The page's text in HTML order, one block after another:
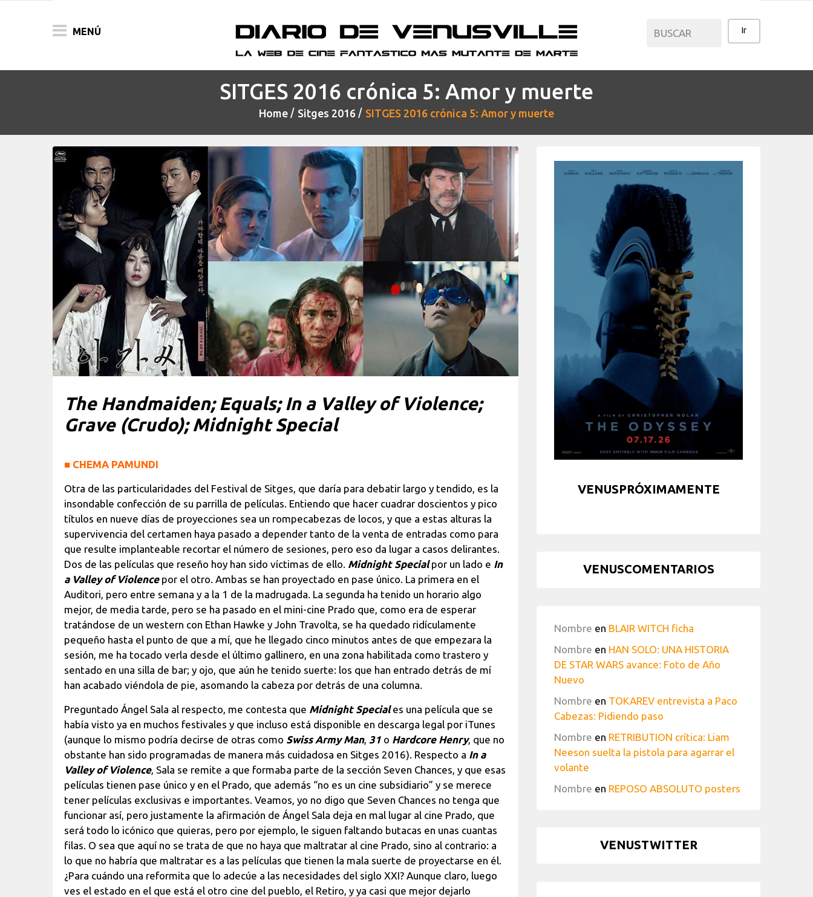
MENÚ
SITGES 2016 crónica 5: Amor y muerte
Home Sitges 2016 SITGES 2016 crónica 5: Amor y muerte
The Handmaiden; Equals; In a Valley of Violence;
Grave (Crudo); Midnight Special
■ CHEMA PAMUNDI
Otra de las particularidades del Festival de Sitges, que daría para debatir largo y tendido, es la
insondable confección de su parrilla de películas. Entiendo que hacer cuadrar doscientos y pico
títulos en nueve días de proyecciones sea un rompecabezas de locos, y que a estas alturas la
supervivencia del certamen haya pasado a depender tanto de la venta de entradas como para
que resulte implanteable recortar el número de sesiones, pero eso da lugar a casos delirantes.
Dos de las películas que reseño hoy han sido víctimas de ello. Midnight Specialpor un lado e In
a Valley of Violencepor el otro. Ambas se han proyectado en pase único. La primera en el
Auditori, pero entre semana y a la 1 de la madrugada. La segunda ha tenido un horario algo
mejor, de media tarde, pero se ha pasado en el mini-cine Prado que, como era de esperar
tratándose de un western con Ethan Hawke y John Travolta, se ha quedado ridículamente
pequeño hasta el punto de que a mí, que he llegado cinco minutos antes de que empezara la
sesión, me ha tocado verla desde el último gallinero, en una zona habilitada como trastero y
sentado en una silla de bar; y ojo, que aún he tenido suerte: los que han entrado detrás de mí
han acabado viéndola de pie, asomando la cabeza por detrás de una columna.
Preguntado Ángel Sala al respecto, me contesta que Midnight Speciales una película que se
había visto ya en muchos festivales y que incluso está disponible en descarga legal por iTunes
(aunque lo mismo podría decirse de otras como Swiss Army Man, 31 o Hardcore Henry, que no
obstante han sido programadas de manera más cuidadosa en Sitges 2016). Respecto a In a
Valley of Violence, Sala se remite a que formaba parte de la sección Seven Chances, y que esas
películas tienen pase único y en el Prado, que además “no es un cine subsidiario” y se merece
tener películas exclusivas e importantes. Veamos, yo no digo que Seven Chances no tenga que
funcionar así, pero justamente la afirmación de Ángel Sala deja en mal lugar al cine Prado, que
será todo lo icónico que quieras, pero por ejemplo, le siguen faltando butacas en unas cuantas
filas. O sea que aquí no se trata de que no haya que maltratar al cine Prado, sino al contrario: a
lo que no habría que maltratar es a las películas que tienen la mala suerte de proyectarse en él.
¿Para cuándo una reformita que lo adecúe a las necesidades del siglo XXI? Aunque claro, luego
ves el estado en el que está el otro cine del pueblo, el Retiro, y ya casi que mejor dejarlo
VENUSPRÓXIMAMENTE
VENUSCOMENTARIOS
Nombre en BLAIR WITCH ficha
Nombre en HAN SOLO: UNA HISTORIA
DE STAR WARS avance: Foto de Año
Nuevo
Nombre en TOKAREV entrevista a Paco
Cabezas: Pidiendo paso
Nombre en RETRIBUTION crítica: Liam
Neeson suelta la pistola para agarrar el
volante
Nombre en REPOSO ABSOLUTO posters
VENUSTWITTER
PRENSA
FESTIVALES